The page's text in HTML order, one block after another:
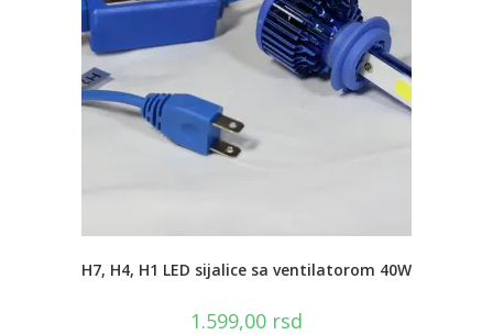
H7, H4, H1 LED sijalice sa ventilatorom 40W
1.599,00 rsd